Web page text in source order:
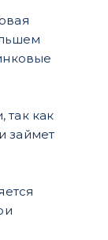
так как
займет